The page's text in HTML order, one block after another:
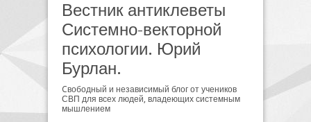
Вестник антиклеветы
Системно-векторной
психологии. Юрий
Бурлан.
Cвободный и независимый блог от учеников
СВП для всех людей, владеющих системным
мышлением